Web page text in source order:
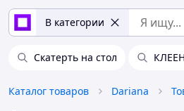
В категории
Скатерть на стол
Каталог товаров Dariana